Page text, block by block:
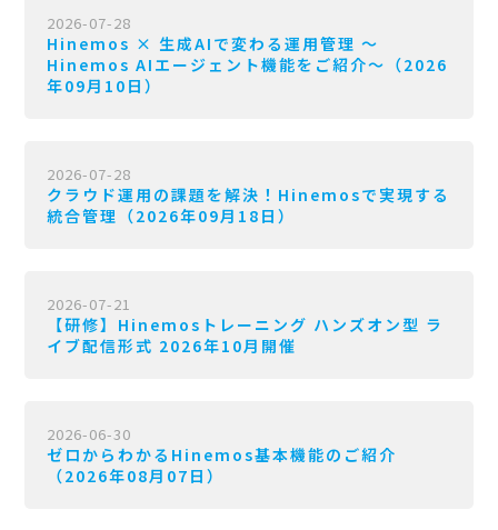
2026-07-28
Hinemos × 生成AIで変わる運用管理 〜
Hinemos AIエージェント機能をご紹介〜（2026
年09月10日）
2026-07-28
クラウド運用の課題を解決！Hinemosで実現する
統合管理（2026年09月18日）
2026-07-21
【研修】Hinemosトレーニング ハンズオン型 ラ
イブ配信形式 2026年10月開催
2026-06-30
ゼロからわかるHinemos基本機能のご紹介
（2026年08月07日）